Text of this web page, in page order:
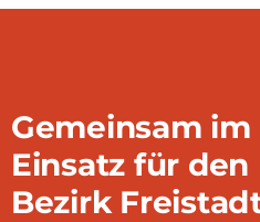
Gemeinsam im
Einsatz für den
Bezirk